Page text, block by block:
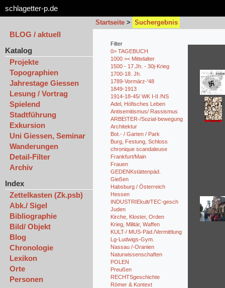
schlagetter-p.de
Startseite > Suchergebnis
BLOG / aktuell
Katalog
Projekte
Topographien
Jahrestage Giessen
Lesung / Vortrag
Spielend
Stadtführung
Exkursion
Uni Giessen, Seminar
Wanderungen
Detail-Filter
Archiv
Index
Zettelkasten (Zk.psb)
Abk./ Sigel
Bibliographie
Bild/ Objekt
Blog
Chronologie
Lexikon
Orte
Personen
Filter
0> TAGEBUCH
1000 >< Mittelalter
1500 - 17.Jh. - 30j-Krieg
1700-18. Jh.
1789-Vormärz-'48
1849-1913
1914-18-45/ WK I-II /NS
Adel, Höfisches Leben
Antisemitismus/ Rassismus
ARBEITER-/Sozial-bewegung
Architektur
Bot.- / Garten / Park
Burg, Festung, Schloss
chronique scandaleuse
Frankfurt/Main
Frauen
GEDENKstättenpäd.
Gießen
Habsburg / Österreich
Hessen
INDUSTRIEkult/TEC-gesch
Juden
Kirche, Kloster, Orden
Krieg, Militär, Waffen
KULT-/ MUS-Päd./Vermittlung
Lg-Ludwigs-Gym.
Nassau /-Oranien
Naturwissenschaften
POLEN
Preußen
RECHTSgeschichte
Römer & Kontext